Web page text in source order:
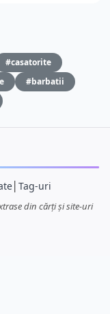
#casatorite
#barbatii
│ Tag-uri
din cărți și site-uri